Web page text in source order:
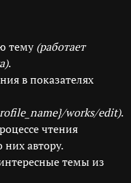
тему(работает
.
в показателях
works/edit).
чтения
них автору.
темы из